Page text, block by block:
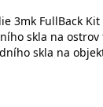
3mk FullBack Kit
skla na
skla na